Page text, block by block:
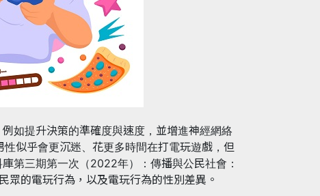
如提升決策的準確度與速度，並增進神經網絡
似乎會更沉迷、花更多時間在打電玩遊戲，但
第三期第一次（2022年）：傳播與公民社會：
眾的電玩行為，以及電玩行為的性別差異。